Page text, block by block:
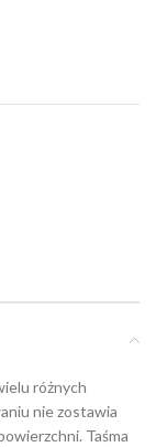
różnych
nie zostawia
Taśma